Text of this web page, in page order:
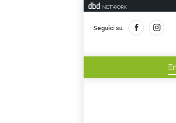
NETWORK
Seguici su